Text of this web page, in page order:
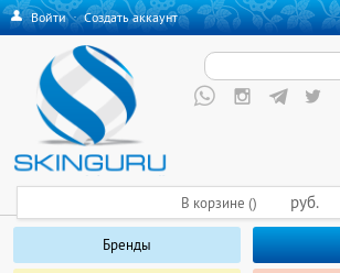
Войти·Создать аккаунт
Бренды
В корзине () руб.